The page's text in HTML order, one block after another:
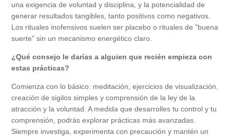
una exigencia de voluntad y disciplina, y la potencialidad de
generar resultados tangibles, tanto positivos como negativos.
Los rituales inofensivos suelen ser placebo o rituales de "buena
suerte" sin un mecanismo energético claro.
¿Qué consejo le darías a alguien que recién empieza con
estas prácticas?
Comienza con lo básico: meditación, ejercicios de visualización,
creación de sigilos simples y comprensión de la ley de la
atracción y la voluntad. A medida que desarrolles tu control y tu
comprensión, podrás explorar prácticas más avanzadas.
Siempre investiga, experimenta con precaución y mantén un